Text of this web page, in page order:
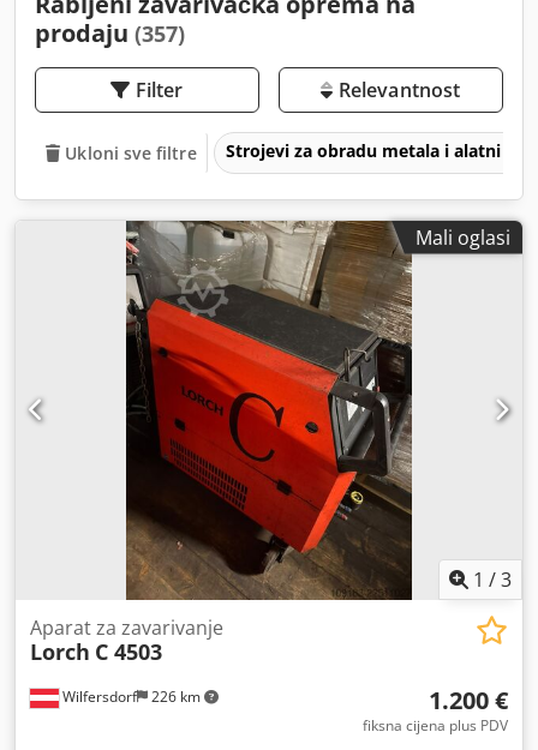
prodaju (357)
Filter Relevantnost
Ukloni sve filtre Strojevi za obradu metala i alatni
Mali oglasi
1 /3
Wilfersdorf 226 km
Aparat za zavarivanje
Lorch C 4503
1.200 €
fiksna cijena plus PDV